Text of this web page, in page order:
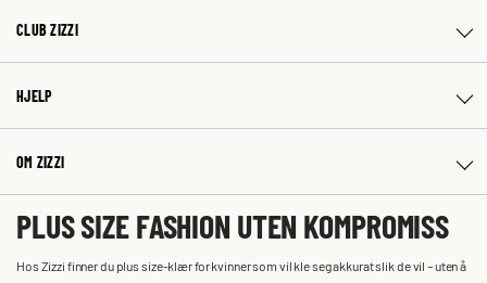
CLUB ZIZZI
HJELP
OM ZIZZI
PLUS SIZE FASHION UTEN KOMPROMISS
Hos Zizzi finner du plus size-klær for kvinner som vil kle seg akkurat slik de vil – uten å